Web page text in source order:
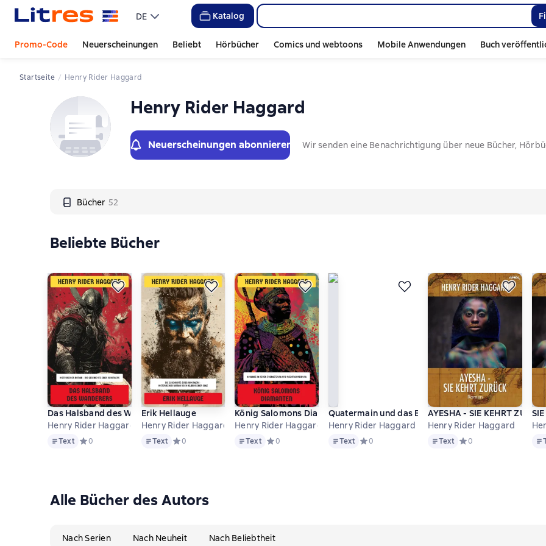
DE Katalog
Promo-Code Neuerscheinungen Beliebt Hörbücher Comics und webtoons Mobile Anwendungen Buch
Startseite Henry Rider Haggard
Henry Rider Haggard
Neuerscheinungen abonnieren Wir senden eine Benachrichtigung über neue Bücher,
Bücher 52
Слайдер с книгами
Beliebte Bücher
Das Halsband des Wanderers
Henry Rider Haggard
TextText Средний рейтинг 0 на основе 0 оценок
0
Erik Hellauge
Henry Rider Haggard
TextText Средний рейтинг 0 на основе 0 оценок
0
König Salomons Diamanten
Henry Rider Haggard
TextText Средний рейтинг 0 на основе 0 оценок
0
Quatermain und das Elfenbeinkind
Henry Rider Haggard
TextText Средний рейтинг 0 на основе 0 оценок
0
AYESHA - SIE KEHRT ZURÜCK
Henry Rider Haggard
TextText Средний рейтинг 0 на
0
SIE
Alle Bücher des Autors
Nach Serien Nach Neuheit Nach Beliebtheit